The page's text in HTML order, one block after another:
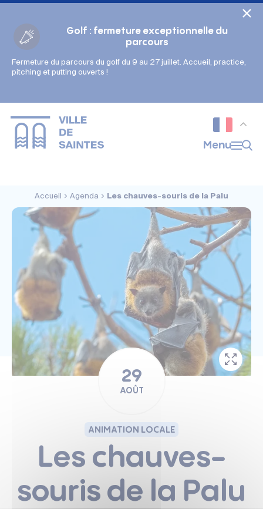
Golf : fermeture exceptionnelle du
parcours
Fermeture du parcours du golf du 9 au 27 juillet. Accueil, practice,
pitching et putting ouverts !
Menu
Accueil Agenda Les chauves-souris de la Palu
29
AOÛT
ANIMATION LOCALE
Les chauves-
souris de la Palu
Gestion des couleurs :
Police adaptée (dyslexie) :
Interlignage :
Par défaut
Augmenté
Taille du texte :
Très petite
Petite Défaut
Grande
Très grande
Affichage des images & vidéos :
Par défaut
Cookies management panel